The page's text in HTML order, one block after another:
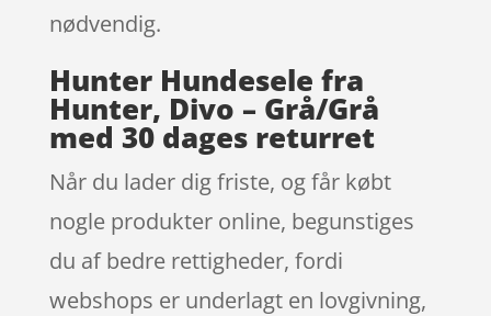
nødvendig.
Hunter Hundesele fra
Hunter, Divo – Grå/Grå
med 30 dages returret
Når du lader dig friste, og får købt
nogle produkter online, begunstiges
du af bedre rettigheder, fordi
webshops er underlagt en lovgivning,